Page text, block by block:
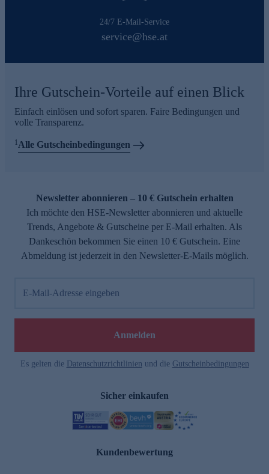
24/7 E-Mail-Service
service@hse.at
Ihre Gutschein-Vorteile auf einen Blick
Einfach einlösen und sofort sparen. Faire Bedingungen und
volle Transparenz.
1Alle Gutscheinbedingungen
Newsletter abonnieren – 10 € Gutschein erhalten
Ich möchte den HSE-Newsletter abonnieren und aktuelle
Trends, Angebote & Gutscheine per E-Mail erhalten. Als
Dankeschön bekommen Sie einen 10 € Gutschein. Eine
Abmeldung ist jederzeit in den Newsletter-E-Mails möglich.
E-Mail-Adresse eingeben
Anmelden
Es gelten die Datenschutzrichtlinien und die Gutscheinbedingungen
Sicher einkaufen
Kundenbewertung